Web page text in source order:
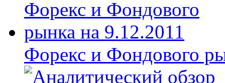
Форекс и Фондового